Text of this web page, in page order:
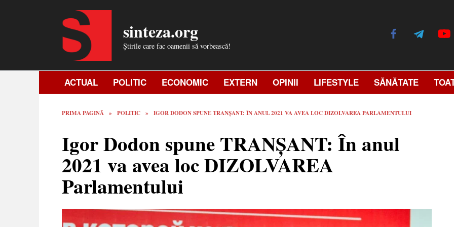
sinteza.org
Știrile care fac oamenii să vorbească!
ACTUAL POLITIC ECONOMIC EXTERN OPINII LIFESTYLE SĂNĂTATE
PRIMA PAGINĂ » POLITIC » IGOR DODON SPUNE TRANȘANT: ÎN ANUL 2021 VA AVEA LOC DIZOLVAREA PARLAMENTULUI
Igor Dodon spune TRANȘANT: În anul
2021 va avea loc DIZOLVAREA
Parlamentului